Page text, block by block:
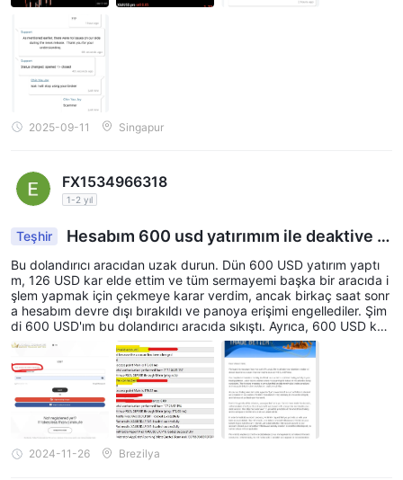
2025-09-11 Singapur
FX1534966318
1-2 yıl
Teşhir
Hesabım 600 usd yatırımım ile deaktive e
dildi
Bu dolandırıcı aracıdan uzak durun. Dün 600 USD yatırım yaptı
m, 126 USD kar elde ettim ve tüm sermayemi başka bir aracıda i
şlem yapmak için çekmeye karar verdim, ancak birkaç saat sonr
a hesabım devre dışı bırakıldı ve panoya erişimi engellediler. Şim
di 600 USD'ım bu dolandırıcı aracıda sıkıştı. Ayrıca, 600 USD kar
ve yatırımı olan 3 ticaret hesabımı da devre dışı bıraktılar. Hesapl
ar 75214066, 75214069 ve 75214068
2024-11-26 Brezilya